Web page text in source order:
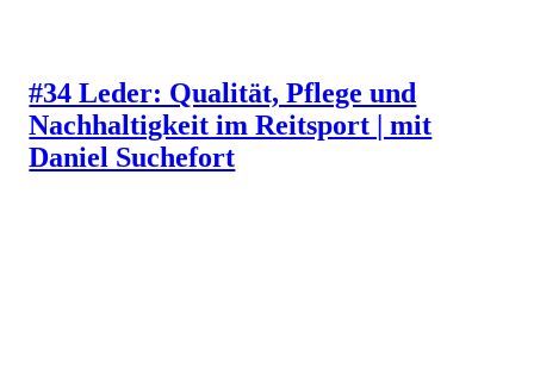
#34 Leder: Qualität, Pflege und
Nachhaltigkeit im Reitsport | mit
Daniel Suchefort